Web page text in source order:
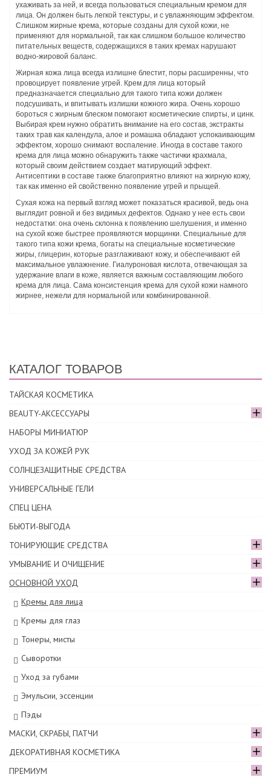
ухаживать за ней, и всегда пользоваться специальным кремом для
лица. Он должен быть легкой текстуры, и с увлажняющим эффектом.
Слишком жирные крема, которые созданы для сухой кожи, не
применяют для нормальной, так как слишком большое количество
питательных веществ, содержащихся в таких кремах нарушают
водно-жировой баланс.
Жирная кожа лица всегда излишне блестит, поры расширенны, что
провоцирует появление угрей. Крем для лица который
предназначается специально для такого типа кожи должен
подсушивать, и впитывать излишки кожного жира. Очень хорошо
бороться с жирным блеском помогают косметические спирты, и цинк.
Выбирая крем нужно обратить внимание на его состав, экстракты
таких трав как календула, алое и ромашка обладают успокаивающим
эффектом, хорошо снимают воспаление. Иногда в составе такого
крема для лица можно обнаружить также частички крахмала,
который своим действием создает матирующий эффект.
Антисептики в составе также благоприятно влияют на жирную кожу,
так как именно ей свойственно появление угрей и прыщей.
Сухая кожа на первый взгляд может показаться красивой, ведь она
выглядит ровной и без видимых дефектов. Однако у нее есть свои
недостатки: она очень склонна к появлению шелушения, и именно
на сухой коже быстрее проявляются морщинки. Специальные для
такого типа кожи крема, богаты на специальные косметические
жиры, глицерин, которые разглаживают кожу, и обеспечивают ей
максимальное увлажнение. Гиалуроновая кислота, отвечающая за
удержание влаги в коже, является важным составляющим любого
крема для лица. Сама консистенция крема для сухой кожи намного
жирнее, нежели для нормальной или комбинированной.
КАТАЛОГ ТОВАРОВ
ТАЙСКАЯ КОСМЕТИКА
BEAUTY-АКСЕССУАРЫ
НАБОРЫ МИНИАТЮР
УХОД ЗА КОЖЕЙ РУК
СОЛНЦЕЗАЩИТНЫЕ СРЕДСТВА
УНИВЕРСАЛЬНЫЕ ГЕЛИ
СПЕЦ ЦЕНА
БЬЮТИ-ВЫГОДА
ТОНИРУЮЩИЕ СРЕДСТВА
УМЫВАНИЕ И ОЧИЩЕНИЕ
ОСНОВНОЙ УХОД
Кремы для лица
Кремы для глаз
Тонеры, мисты
Сыворотки
Уход за губами
Эмульсии, эссенции
Пэды
МАСКИ, СКРАБЫ, ПАТЧИ
ДЕКОРАТИВНАЯ КОСМЕТИКА
ПРЕМИУМ